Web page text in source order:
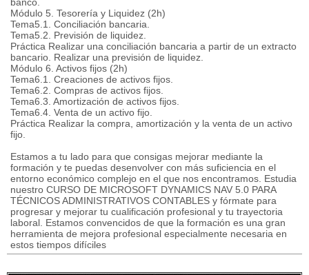
Módulo 5. Tesorería y Liquidez (2h)
Tema5.1. Conciliación bancaria.
Tema5.2. Previsión de liquidez.
Práctica Realizar una conciliación bancaria a partir de un extracto
bancario. Realizar una previsión de liquidez.
Módulo 6. Activos fijos (2h)
Tema6.1. Creaciones de activos fijos.
Tema6.2. Compras de activos fijos.
Tema6.3. Amortización de activos fijos.
Tema6.4. Venta de un activo fijo.
Práctica Realizar la compra, amortización y la venta de un activo
fijo.
Estamos a tu lado para que consigas mejorar mediante la
formación y te puedas desenvolver con más suficiencia en el
entorno económico complejo en el que nos encontramos. Estudia
nuestro CURSO DE MICROSOFT DYNAMICS NAV 5.0 PARA
TÉCNICOS ADMINISTRATIVOS CONTABLES y fórmate para
progresar y mejorar tu cualificación profesional y tu trayectoria
laboral. Estamos convencidos de que la formación es una gran
herramienta de mejora profesional especialmente necesaria en
estos tiempos difíciles